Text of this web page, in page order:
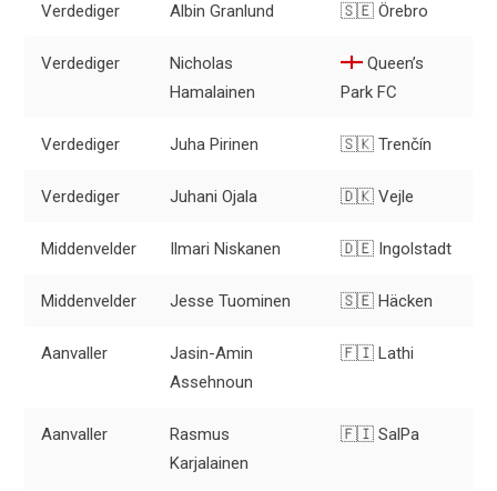
Verdediger Albin Granlund 🇸🇪 Örebro
Verdediger
Nicholas
Hamalainen
Queen’s
Park FC
Verdediger Juha Pirinen 🇸🇰 Trenčín
Verdediger Juhani Ojala 🇩🇰 Vejle
Middenvelder Ilmari Niskanen 🇩🇪 Ingolstadt
Middenvelder Jesse Tuominen 🇸🇪 Häcken
Aanvaller
Jasin-Amin
Assehnoun
🇫🇮 Lathi
Aanvaller
Rasmus
Karjalainen
🇫🇮 SalPa